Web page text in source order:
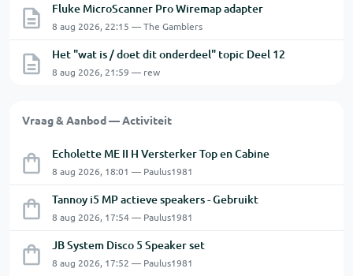
Fluke MicroScanner Pro Wiremap adapter
8 aug 2026, 22:15 — The Gamblers
Het "wat is / doet dit onderdeel" topic Deel 12
8 aug 2026, 21:59 — rew
Vraag & Aanbod — Activiteit
Echolette ME II H Versterker Top en Cabine
8 aug 2026, 18:01 — Paulus1981
Tannoy i5 MP actieve speakers - Gebruikt
8 aug 2026, 17:54 — Paulus1981
JB System Disco 5 Speaker set
8 aug 2026, 17:52 — Paulus1981